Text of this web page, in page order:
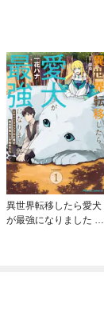
異世界転移したら愛犬
が最強になりました ～